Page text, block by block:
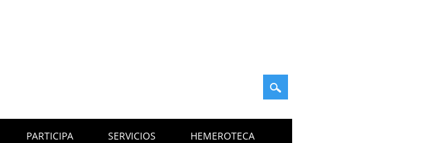
PARTICIPA SERVICIOS HEMEROTECA